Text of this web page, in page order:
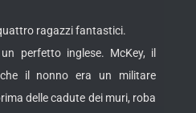
ragazzi fantastici.
perfetto inglese. McKey, il
il nonno era un militare
delle cadute dei muri, roba